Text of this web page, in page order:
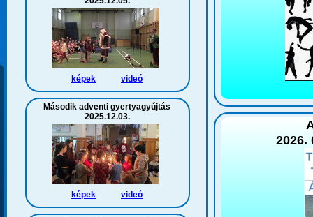
képek videó
Második adventi gyertyagyújtás
2025.12.03.
képek videó
2026.